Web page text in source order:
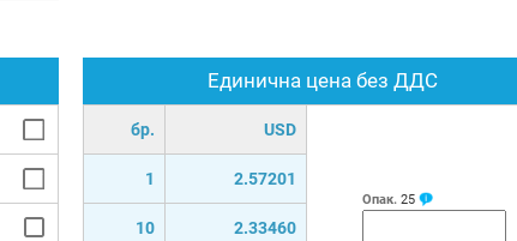
Единична цена без ДДС
бр. USD
1 2.57201
10 2.33460
Опак. 25